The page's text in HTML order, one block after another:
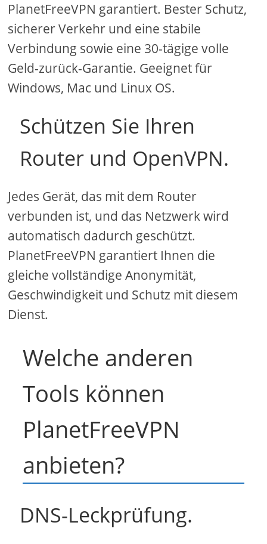
PlanetFreeVPN garantiert. Bester Schutz,
sicherer Verkehr und eine stabile
Verbindung sowie eine 30-tägige volle
Geld-zurück-Garantie. Geeignet für
Windows, Mac und Linux OS.
Schützen Sie Ihren
Router und OpenVPN.
Jedes Gerät, das mit dem Router
verbunden ist, und das Netzwerk wird
automatisch dadurch geschützt.
PlanetFreeVPN garantiert Ihnen die
gleiche vollständige Anonymität,
Geschwindigkeit und Schutz mit diesem
Dienst.
Welche anderen
Tools können
PlanetFreeVPN
anbieten?
DNS-Leckprüfung.